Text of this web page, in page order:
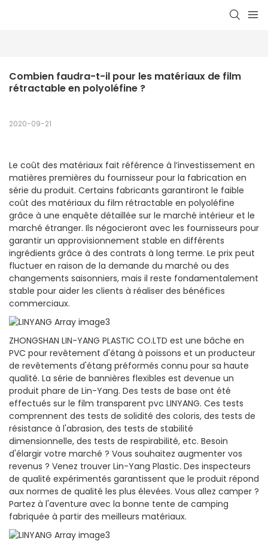
Combien faudra-t-il pour les matériaux de film
rétractable en polyoléfine ?
2020-09-21
Le coût des matériaux fait référence à l’investissement en
matières premières du fournisseur pour la fabrication en
série du produit. Certains fabricants garantiront le faible
coût des matériaux du film rétractable en polyoléfine
grâce à une enquête détaillée sur le marché intérieur et le
marché étranger. Ils négocieront avec les fournisseurs pour
garantir un approvisionnement stable en différents
ingrédients grâce à des contrats à long terme. Le prix peut
fluctuer en raison de la demande du marché ou des
changements saisonniers, mais il reste fondamentalement
stable pour aider les clients à réaliser des bénéfices
commerciaux.
ZHONGSHAN LIN-YANG PLASTIC CO.LTD est une bâche en
PVC pour revêtement d'étang à poissons et un producteur
de revêtements d'étang préformés connu pour sa haute
qualité. La série de bannières flexibles est devenue un
produit phare de Lin-Yang. Des tests de base ont été
effectués sur le film transparent pvc LINYANG. Ces tests
comprennent des tests de solidité des coloris, des tests de
résistance à l'abrasion, des tests de stabilité
dimensionnelle, des tests de respirabilité, etc. Besoin
d'élargir votre marché ? Vous souhaitez augmenter vos
revenus ? Venez trouver Lin-Yang Plastic. Des inspecteurs
de qualité expérimentés garantissent que le produit répond
aux normes de qualité les plus élevées. Vous allez camper ?
Partez à l'aventure avec la bonne tente de camping
fabriquée à partir des meilleurs matériaux.